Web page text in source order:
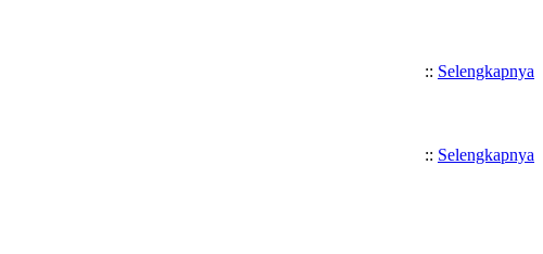
:: Selengkapnya
:: Selengkapnya